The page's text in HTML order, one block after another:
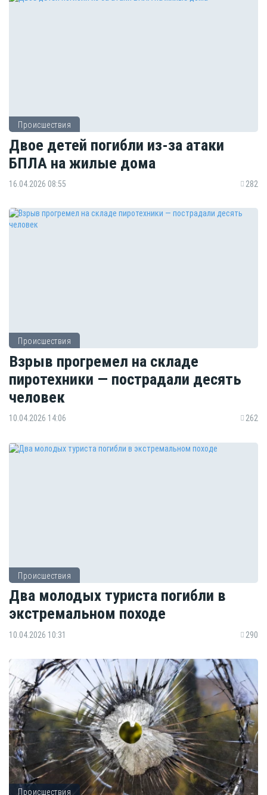
Происшествия
Двое детей погибли из-за атаки
БПЛА на жилые дома
16.04.2026 08:55 282
Происшествия
Взрыв прогремел на складе
пиротехники — пострадали десять
человек
10.04.2026 14:06 262
Происшествия
Два молодых туриста погибли в
экстремальном походе
10.04.2026 10:31 290
Происшествия